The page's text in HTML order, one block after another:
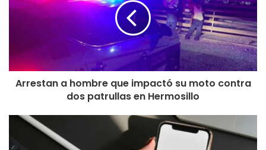
Arrestan a hombre que impactó su moto contra
dos patrullas en Hermosillo